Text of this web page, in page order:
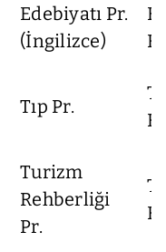
Edebiyatı Pr.
(İngilizce)
Tıp Pr.
Turizm
Rehberliği
Pr.